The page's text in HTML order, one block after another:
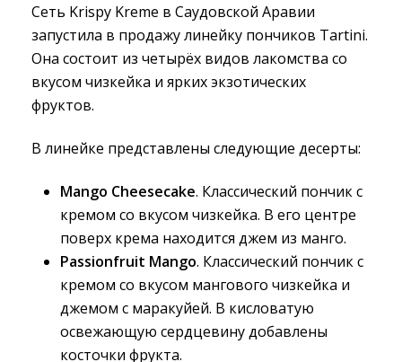
Сеть Krispy Kreme в Саудовской Аравии
запустила в продажу линейку пончиков Tartini.
Она состоит из четырёх видов лакомства со
вкусом чизкейка и ярких экзотических
фруктов.
В линейке представлены следующие десерты:
Mango Cheesecake. Классический пончик с
кремом со вкусом чизкейка. В его центре
поверх крема находится джем из манго.
Passionfruit Mango. Классический пончик с
кремом со вкусом мангового чизкейка и
джемом с маракуйей. В кисловатую
освежающую сердцевину добавлены
косточки фрукта.